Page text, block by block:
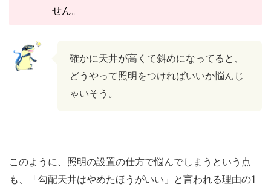
せん。
確かに天井が高くて斜めになってると、
どうやって照明をつければいいか悩んじ
ゃいそう。
このように、照明の設置の仕方で悩んでしまうという点
も、「勾配天井はやめたほうがいい」と言われる理由の1